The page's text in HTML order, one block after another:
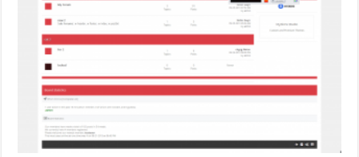
taşımacılık,
gaziantep
taşımacılık,
taşımacılık,